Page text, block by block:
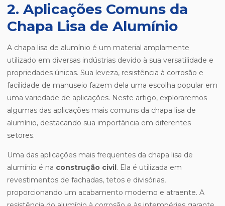
2. Aplicações Comuns da
Chapa Lisa de Alumínio
A chapa lisa de alumínio é um material amplamente
utilizado em diversas indústrias devido à sua versatilidade e
propriedades únicas. Sua leveza, resistência à corrosão e
facilidade de manuseio fazem dela uma escolha popular em
uma variedade de aplicações. Neste artigo, exploraremos
algumas das aplicações mais comuns da chapa lisa de
alumínio, destacando sua importância em diferentes
setores.
Uma das aplicações mais frequentes da chapa lisa de
alumínio é na construção civil . Ela é utilizada em
revestimentos de fachadas, tetos e divisórias,
proporcionando um acabamento moderno e atraente. A